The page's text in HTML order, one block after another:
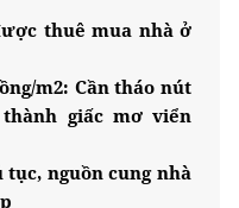
thuê mua nhà ở
m2: Cần tháo nút
giấc mơ viển
nguồn cung nhà